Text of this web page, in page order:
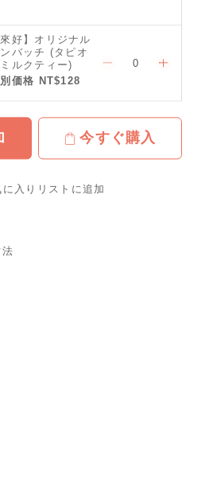
來好】オリジナル
バッチ (タピオ
ルクティー)
価格 NT$128
今すぐ購入
に入りリストに追加